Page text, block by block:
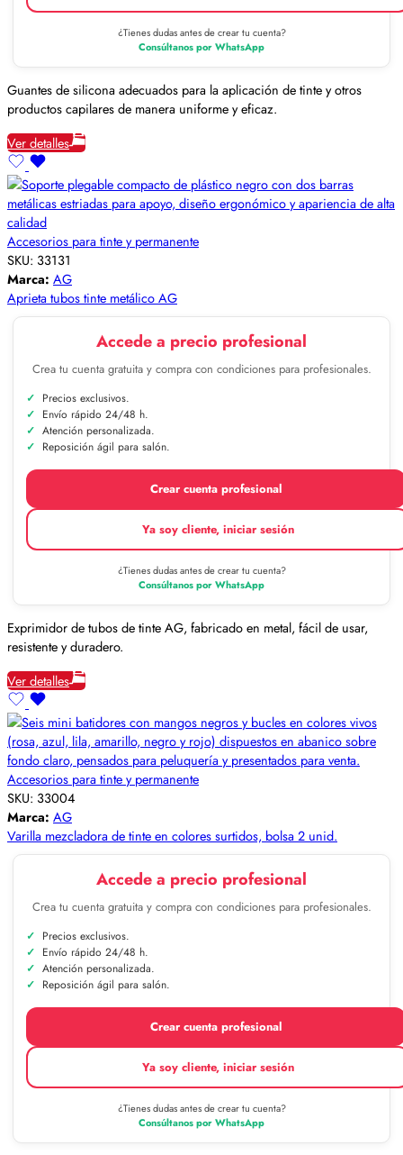
¿Tienes dudas antes de crear tu cuenta?
Consúltanos por WhatsApp
Guantes de silicona adecuados para la aplicación de tinte y otros
productos capilares de manera uniforme y eficaz.
Ver detalles
Accesorios para tinte y permanente
SKU: 33131
Marca: AG
Aprieta tubos tinte metálico AG
Accede a precio profesional
Crea tu cuenta gratuita y compra con condiciones para profesionales.
Precios exclusivos.
Envío rápido 24/48 h.
Atención personalizada.
Reposición ágil para salón.
Crear cuenta profesional
Ya soy cliente, iniciar sesión
¿Tienes dudas antes de crear tu cuenta?
Consúltanos por WhatsApp
Exprimidor de tubos de tinte AG, fabricado en metal, fácil de usar,
resistente y duradero.
Ver detalles
Accesorios para tinte y permanente
SKU: 33004
Marca: AG
Varilla mezcladora de tinte en colores surtidos, bolsa 2 unid.
Accede a precio profesional
Crea tu cuenta gratuita y compra con condiciones para profesionales.
Precios exclusivos.
Envío rápido 24/48 h.
Atención personalizada.
Reposición ágil para salón.
Crear cuenta profesional
Ya soy cliente, iniciar sesión
¿Tienes dudas antes de crear tu cuenta?
Consúltanos por WhatsApp